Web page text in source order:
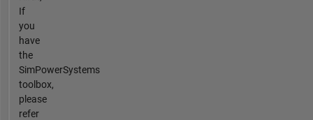
If
you
have
the
SimPowerSystems
toolbox,
please
refer